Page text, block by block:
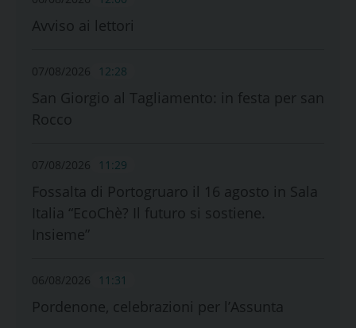
Avviso ai lettori
07/08/2026 12:28
San Giorgio al Tagliamento: in festa per san
Rocco
07/08/2026 11:29
Fossalta di Portogruaro il 16 agosto in Sala
Italia “EcoChè? Il futuro si sostiene.
Insieme”
06/08/2026 11:31
Pordenone, celebrazioni per l’Assunta